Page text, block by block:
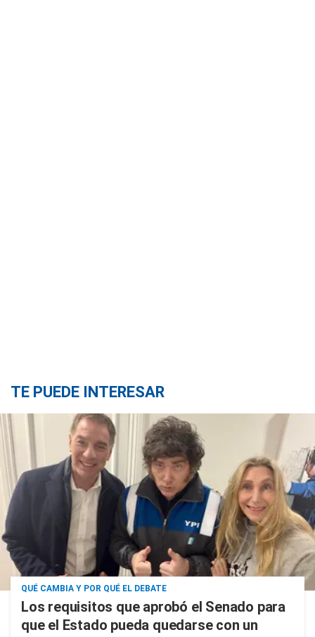
TE PUEDE INTERESAR
QUÉ CAMBIA Y POR QUÉ EL DEBATE
Los requisitos que aprobó el Senado para
que el Estado pueda quedarse con un